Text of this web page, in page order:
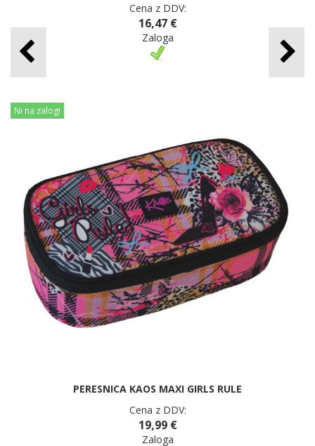
Cena z DDV:
16,47 €
Zaloga
Ni na zalogi
PERESNICA KAOS MAXI GIRLS RULE
Cena z DDV:
19,99 €
Zaloga